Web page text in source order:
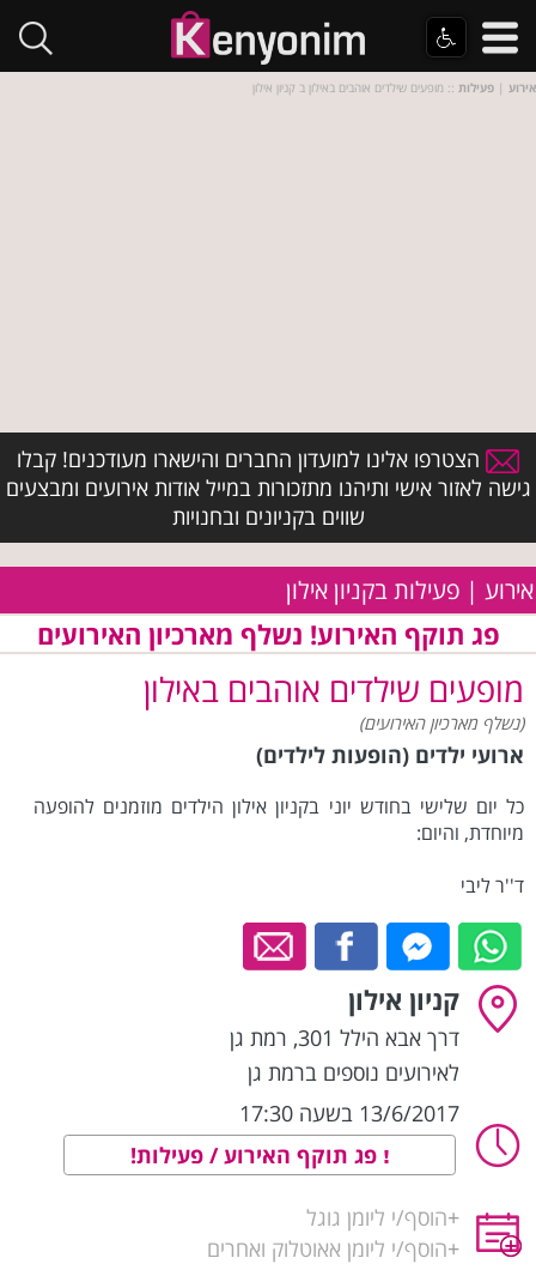
אירוע | פעילות :: מופעים שילדים אוהבים באילון ב קניון אילון
הצטרפו אלינו למועדון החברים והישארו מעודכנים! קבלו
גישה לאזור אישי ותיהנו מתזכורות במייל אודות אירועים ומבצעים
שווים בקניונים ובחנויות
אירוע | פעילות בקניון אילון
פג תוקף האירוע! נשלף מארכיון האירועים
מופעים שילדים אוהבים באילון
(נשלף מארכיון האירועים)
ארועי ילדים (הופעות לילדים)
כל יום שלישי בחודש יוני בקניון אילון הילדים מוזמנים להופעה
מיוחדת, והיום:
ד''ר ליבי
קניון אילון
דרך אבא הילל 301 , רמת גן
לאירועים נוספים ברמת גן
13/6/2017 בשעה 17:30
פג תוקף האירוע / פעילות!
+הוסף/י ליומן גוגל
+הוסף/י ליומן אאוטלוק ואחרים